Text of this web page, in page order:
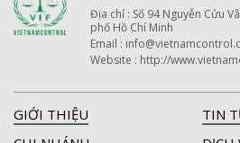
Địa chỉ : Số 94 Nguyễn Cửu
phố Hồ Chí Minh
Email :
Website : http://
GIỚI THIỆU
TIN